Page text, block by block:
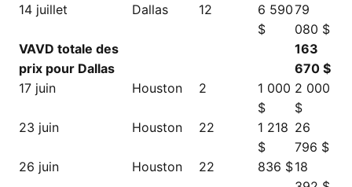
14 juillet
Dallas 12
6 590
$
79
080 $
VAVD totale des
prix pour Dallas
163
670 $
17 juin
Houston 2
1 000
$
2 000
$
23 juin
Houston 22
1 218
$
26
796 $
26 juin
Houston 22 836 $18